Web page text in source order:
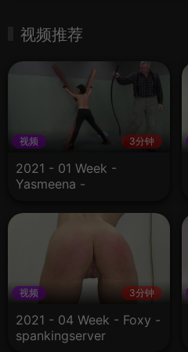
视频推荐
视频 3分钟
2021 - 01 Week -
Yasmeena -
视频 3分钟
2021 - 04 Week - Foxy -
spankingserver